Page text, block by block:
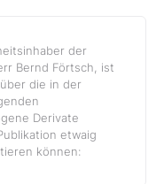
der
Bernd Förtsch, ist
die in der
Derivate
etwaig
können: